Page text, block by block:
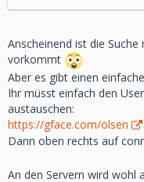
Anscheinend ist die
vorkommt
Aber es gibt einen
Ihr müsst einfach den
austauschen:
https://gface.com/olsen
Dann oben rechts auf
An den Servern wird wohl